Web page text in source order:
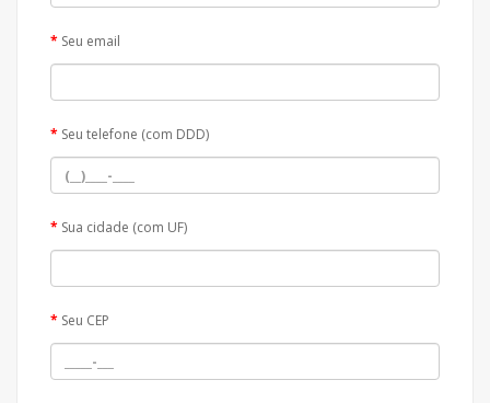
Seu email
Seu telefone (com DDD)
Sua cidade (com UF)
Seu CEP